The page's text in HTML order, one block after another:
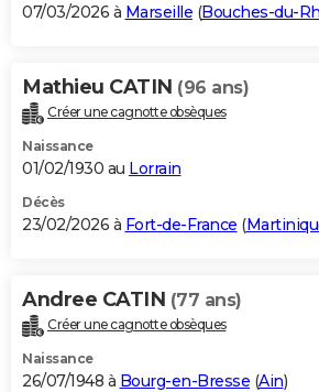
S'inscrire
Se connecter
Lycées
Collèges
Primaires
Universités
Entreprises
Service militaire
Avis de recherche
AVIS DE DÉCÈS
Bricolage
Lifestyle
Culture
Sport
Auto
Television
Voyage
Cinema
07/03/2026 à Marseille (Bouches-du-
Mathieu CATIN (96 ans)
Créer une cagnotte obsèques
Naissance
01/02/1930 au Lorrain
Décès
23/02/2026 à Fort-de-France (
Andree CATIN (77 ans)
Créer une cagnotte obsèques
Naissance
26/07/1948 à Bourg-en-Bresse (Ain)